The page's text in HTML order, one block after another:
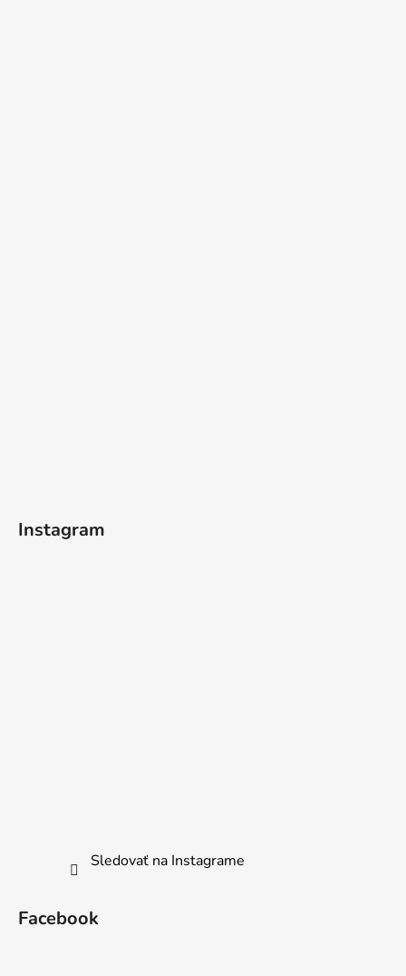
Instagram
Sledovať na Instagrame
Facebook